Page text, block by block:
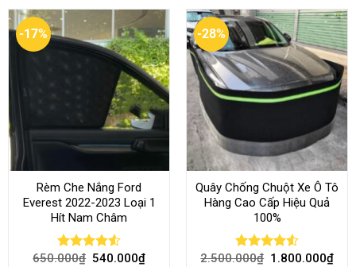
-17%
Rèm Che Nắng Ford
Everest 2022-2023 Loại 1
Hít Nam Châm
Rated4.51
650.000₫ 540.000₫
-28%
Quây Chống Chuột Xe Ô Tô
Hàng Cao Cấp Hiệu Quả
100%
Rated 4.51
2.500.000₫ 1.800.000₫